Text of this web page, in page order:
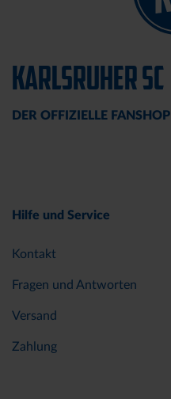
KARLSRUHER SC
DER OFFIZIELLE FANSHOP
Hilfe und Service
Kontakt
Fragen und Antworten
Versand
Zahlung